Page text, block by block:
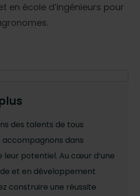
en école d’ingénieurs pour
des talents de tous
accompagnons dans
leur potentiel. Au cœur d’une
et en développement
construire une réussite